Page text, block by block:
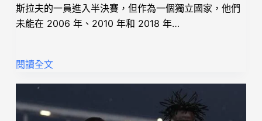
斯拉夫的一員進入半決賽，但作為一個獨立國家，他們
未能在 2006 年、2010 年和 2018 年…
閱讀全文